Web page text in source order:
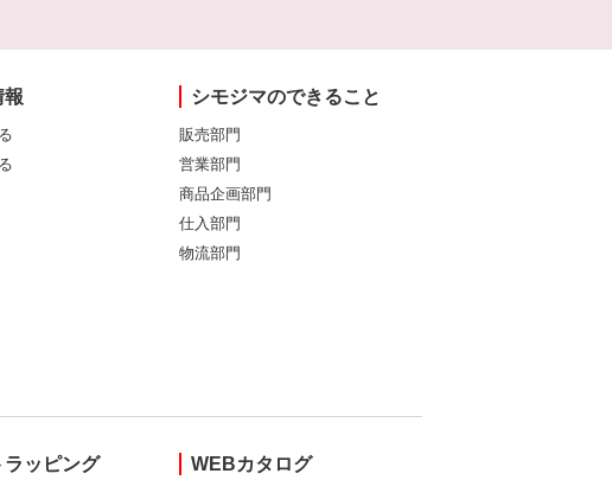
報 シモジマのできること
販売部門
営業部門
商品企画部門
仕入部門
物流部門
ラッピング WEBカタログ